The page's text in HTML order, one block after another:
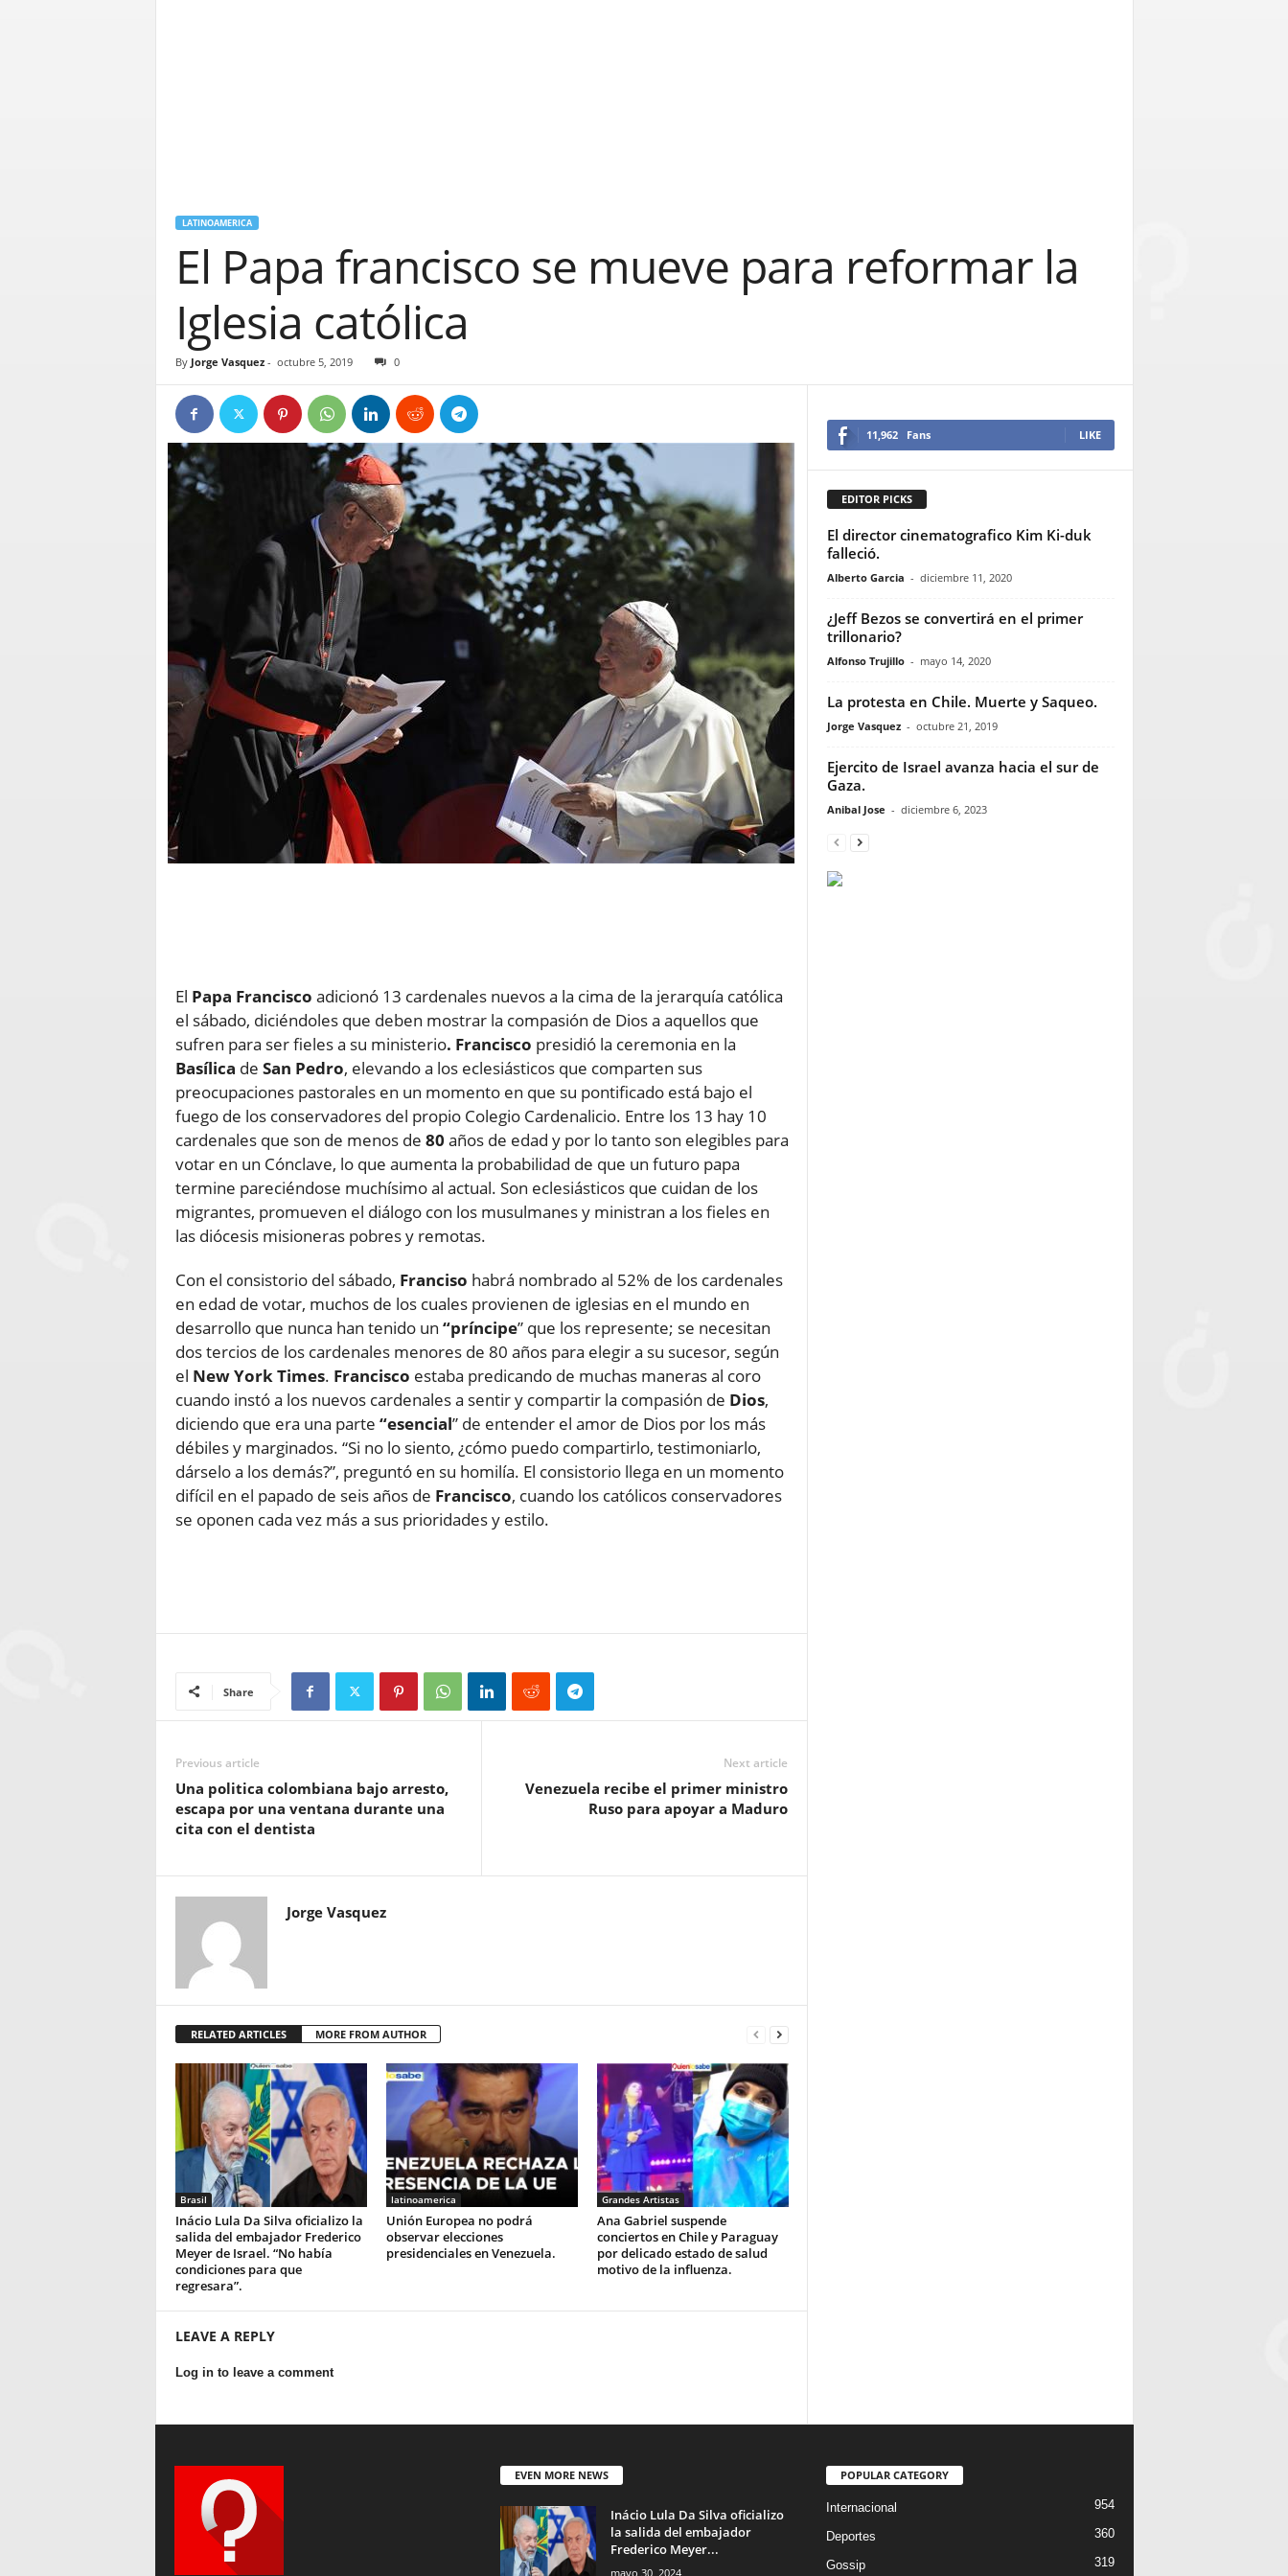
LATINOAMERICA
El Papa francisco se mueve para reformar la
Iglesia católica
By Jorge Vasquez- octubre 5, 2019 0
El Papa Francisco adicionó 13 cardenales nuevos a la cima de la jerarquía católica
el sábado, diciéndoles que deben mostrar la compasión de Dios a aquellos que
sufren para ser fieles a su ministerio. Francisco presidió la ceremonia en la
Basílica de San Pedro, elevando a los eclesiásticos que comparten sus
preocupaciones pastorales en un momento en que su pontificado está bajo el
fuego de los conservadores del propio Colegio Cardenalicio. Entre los 13 hay 10
cardenales que son de menos de 80 años de edad y por lo tanto son elegibles para
votar en un Cónclave, lo que aumenta la probabilidad de que un futuro papa
termine pareciéndose muchísimo al actual. Son eclesiásticos que cuidan de los
migrantes, promueven el diálogo con los musulmanes y ministran a los fieles en
las diócesis misioneras pobres y remotas.
Con el consistorio del sábado, Franciso habrá nombrado al 52% de los cardenales
en edad de votar, muchos de los cuales provienen de iglesias en el mundo en
desarrollo que nunca han tenido un “príncipe” que los represente; se necesitan
dos tercios de los cardenales menores de 80 años para elegir a su sucesor, según
el New York Times. Francisco estaba predicando de muchas maneras al coro
cuando instó a los nuevos cardenales a sentir y compartir la compasión de Dios,
diciendo que era una parte “esencial” de entender el amor de Dios por los más
débiles y marginados. “Si no lo siento, ¿cómo puedo compartirlo, testimoniarlo,
dárselo a los demás?”, preguntó en su homilía. El consistorio llega en un momento
difícil en el papado de seis años de Francisco, cuando los católicos conservadores
se oponen cada vez más a sus prioridades y estilo.
Share
Previous article
Una politica colombiana bajo arresto,
escapa por una ventana durante una
cita con el dentista
Next article
Venezuela recibe el primer ministro
Ruso para apoyar a Maduro
Jorge Vasquez
RELATED ARTICLES MORE FROM AUTHOR
Brasil
Inácio Lula Da Silva oficializo la
salida del embajador Frederico
Meyer de Israel. “No había
condiciones para que
regresara”.
latinoamerica
Unión Europea no podrá
observar elecciones
presidenciales en Venezuela.
Grandes Artistas
Ana Gabriel suspende
conciertos en Chile y Paraguay
por delicado estado de salud
motivo de la influenza.
LEAVE A REPLY
Log in to leave a comment
11,962 Fans LIKE
EDITOR PICKS
El director cinematografico Kim Ki-duk
falleció.
Alberto Garcia - diciembre 11, 2020
¿Jeff Bezos se convertirá en el primer
trillonario?
Alfonso Trujillo - mayo 14, 2020
La protesta en Chile. Muerte y Saqueo.
Jorge Vasquez - octubre 21, 2019
Ejercito de Israel avanza hacia el sur de
Gaza.
Anibal Jose - diciembre 6, 2023
EVEN MORE NEWS
Inácio Lula Da Silva oficializo
la salida del embajador
Frederico Meyer...
mayo 30, 2024
POPULAR CATEGORY
Internacional 954
Deportes 360
Gossip 319